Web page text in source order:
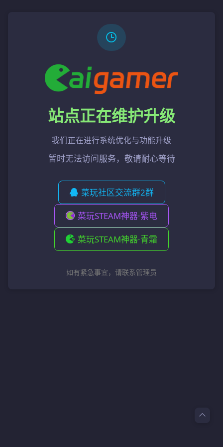
站点正在维护升级
我们正在进行系统优化与功能升级
暂时无法访问服务，敬请耐心等待
菜玩社区交流群2群
菜玩STEAM神器·紫电
菜玩STEAM神器·青霜
如有紧急事宜，请联系管理员